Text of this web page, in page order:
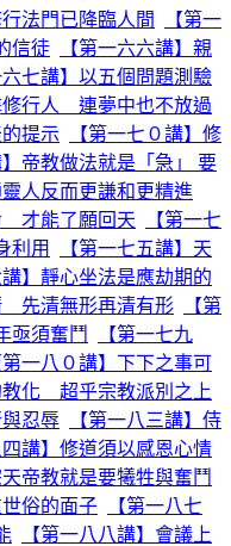
法門已降臨人間
【第一
信徒
【第一六六講】親
六七講】以五個問題測驗
修行人 連夢中也不放過
提示
【第一七０講】修
】帝教做法就是「急」 要
人反而更謙和更精進
才能了願回天
【第一七
利用
【第一七五講】天
講】靜心坐法是應劫期的
先清無形再清有形
【第
亟須奮鬥
【第一七九
第一八０講】下下之事可
教化 超乎宗教派別之上
忍辱
【第一八三講】侍
四講】修道須以感恩心情
帝教就是要犧牲與奮鬥
俗的面子
【第一八七
【第一八八講】會議上